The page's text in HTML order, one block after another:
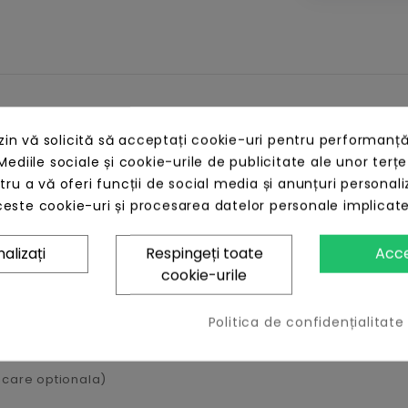
permite instalarea echipamentelor standard 19' dar si a
metalica confectionat din tabla de otel laminat
si accesorii de 19 inch panouri laterale detasabile
si ventilatoare (neincluse) Gama variata de
optionala)
vă solicită să acceptați cookie-uri pentru
sociale și cookie-urile de publicitate ale unor
a vă oferi funcții de social media și anunțuri
cookie-uri și procesarea datelor personale
Respingeți toate
cookie-urile
Politica de confidențialitate